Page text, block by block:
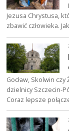
Jezusa Chrystusa,
zbawić człowieka.
Gocław, Skolwin
dzielnicy Szczecin-
Coraz lepsze